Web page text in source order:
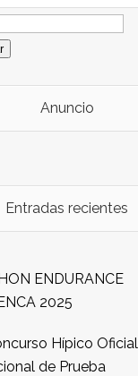
Anuncio
Entradas recientes
ENDURANCE
2025
Hípico Oficial
de Prueba